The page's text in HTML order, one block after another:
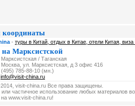
- туры в Китай, отдых в Китае, отели Китая, виза
Марксистской
Марксистская / Таганская
Москва, ул. Марксистская, д 3 офис 416
(495) 785-88-10 (мн.)
info@visit-china.ru
visit-china.ru Все права защищены.
частичное использование любых материалов
www.visit-china.ru!